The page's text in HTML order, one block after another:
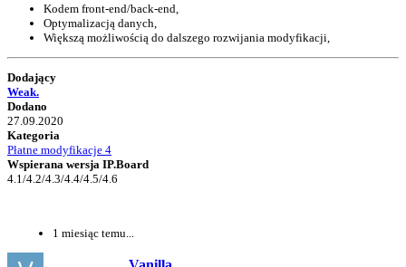
Kodem front-end/back-end,
Optymalizacją danych,
Większą możliwością do dalszego rozwijania modyfikacji,
Dodający
Weak.
Dodano
27.09.2020
Kategoria
Płatne modyfikacje 4
Wspierana wersja IP.Board
4.1/4.2/4.3/4.4/4.5/4.6
1 miesiąc temu...